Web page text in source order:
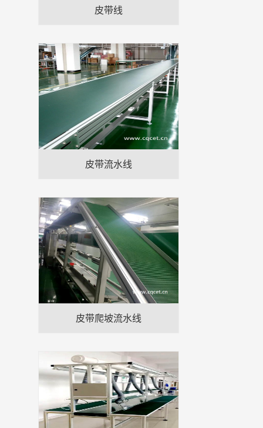
皮带线
皮带流水线
皮带爬坡流水线